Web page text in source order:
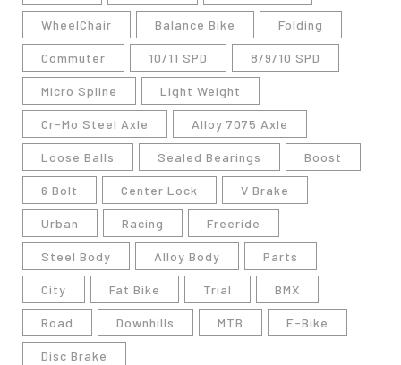
WheelChair Balance Bike Folding
Commuter 10/11 SPD 8/9/10 SPD
Micro Spline Light Weight
Cr-Mo Steel Axle Alloy 7075 Axle
Loose Balls Sealed Bearings Boost
6 Bolt Center Lock V Brake
Urban Racing Freeride
Steel Body Alloy Body Parts
City Fat Bike Trial BMX
Road Downhills MTB E-Bike
Disc Brake